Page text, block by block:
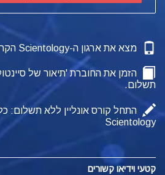
מצא את ארגון ה-Scientology הקרוב אליך
הזמן את החוברת 'תיאור של
תשלום.
התחל קורס אונליין ללא תשלום:
Scientology
קטעי וידיאו קשורים